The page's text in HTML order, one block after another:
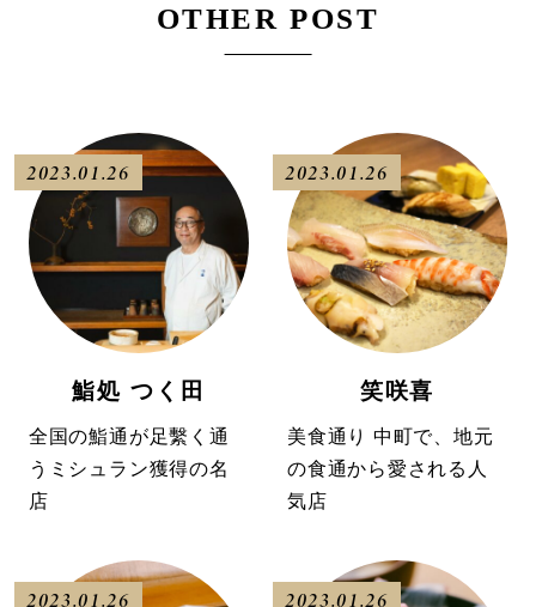
OTHER POST
2023.01.26
鮨処 つく田
全国の鮨通が足繫く通
うミシュラン獲得の名
店
2023.01.26
笑咲喜
美食通り 中町で、地元
の食通から愛される人
気店
2023.01.26 2023.01.26